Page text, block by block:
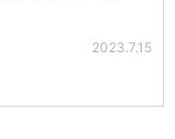
2023.7.15